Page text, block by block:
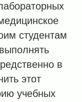
студентам
в
этот
учебных